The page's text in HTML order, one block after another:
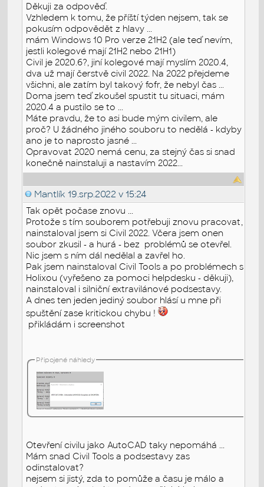
Děkuji za odpověď.
Vzhledem k tomu, že příští týden nejsem, tak se
pokusím odpovědět z hlavy ...
mám Windows 10 Pro verze 21H2 (ale teď nevím,
jestli kolegové mají 21H2 nebo 21H1)
Civil je 2020.6?, jiní kolegové mají myslím 2020.4,
dva už mají čerstvě civil 2022. Na 2022 přejdeme
všichni, ale zatím byl takový fofr, že nebyl čas ...
Doma jsem teď zkoušel spustit tu situaci, mám
2020.4 a pustilo se to ...
Máte pravdu, že to asi bude mým civilem, ale
proč? U žádného jiného souboru to nedělá - kdyby
ano je to naprosto jasné ...
Opravovat 2020 nemá cenu, za stejný čas si snad
konečně nainstaluji a nastavím 2022...
Mantlík 19.srp.2022 v 15:24
Tak opět počase znovu ...
Protože s tím souborem potřebuji znovu pracovat,
nainstaloval jsem si Civil 2022. Včera jsem onen
soubor zkusil - a hurá - bez problémů se otevřel.
Nic jsem s ním dál nedělal a zavřel ho.
Pak jsem nainstaloval Civil Tools a po problémech s
Holixou (vyřešeno za pomoci helpdesku - děkuji),
nainstaloval i silniční extravilánové podsestavy.
A dnes ten jeden jediný soubor hlásí u mne při
spuštění zase kritickou chybu !
přikládám i screenshot
Připojené náhledy
Otevření civilu jako AutoCAD taky nepomáhá ...
Mám snad Civil Tools a podsestavy zas
odinstalovat?
nejsem si jistý, zda to pomůže a času je málo a